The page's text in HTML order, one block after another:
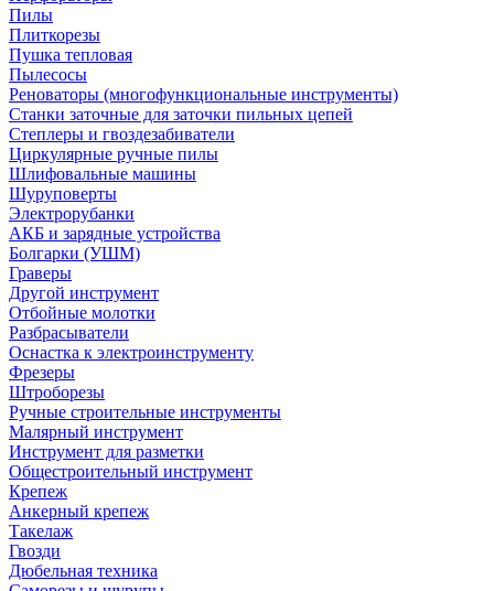
Пилы
Плиткорезы
Пушка тепловая
Пылесосы
Реноваторы (многофункциональные инструменты)
Станки заточные для заточки пильных цепей
Степлеры и гвоздезабиватели
Циркулярные ручные пилы
Шлифовальные машины
Шуруповерты
Электрорубанки
АКБ и зарядные устройства
Болгарки (УШМ)
Граверы
Другой инструмент
Отбойные молотки
Разбрасыватели
Оснастка к электроинструменту
Фрезеры
Штроборезы
Ручные строительные инструменты
Малярный инструмент
Инструмент для разметки
Общестроительный инструмент
Крепеж
Анкерный крепеж
Такелаж
Гвозди
Дюбельная техника